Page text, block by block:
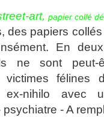
art, papier collé
papiers collés
En
ne sont peut-
victimes félines
nihilo avec
- A